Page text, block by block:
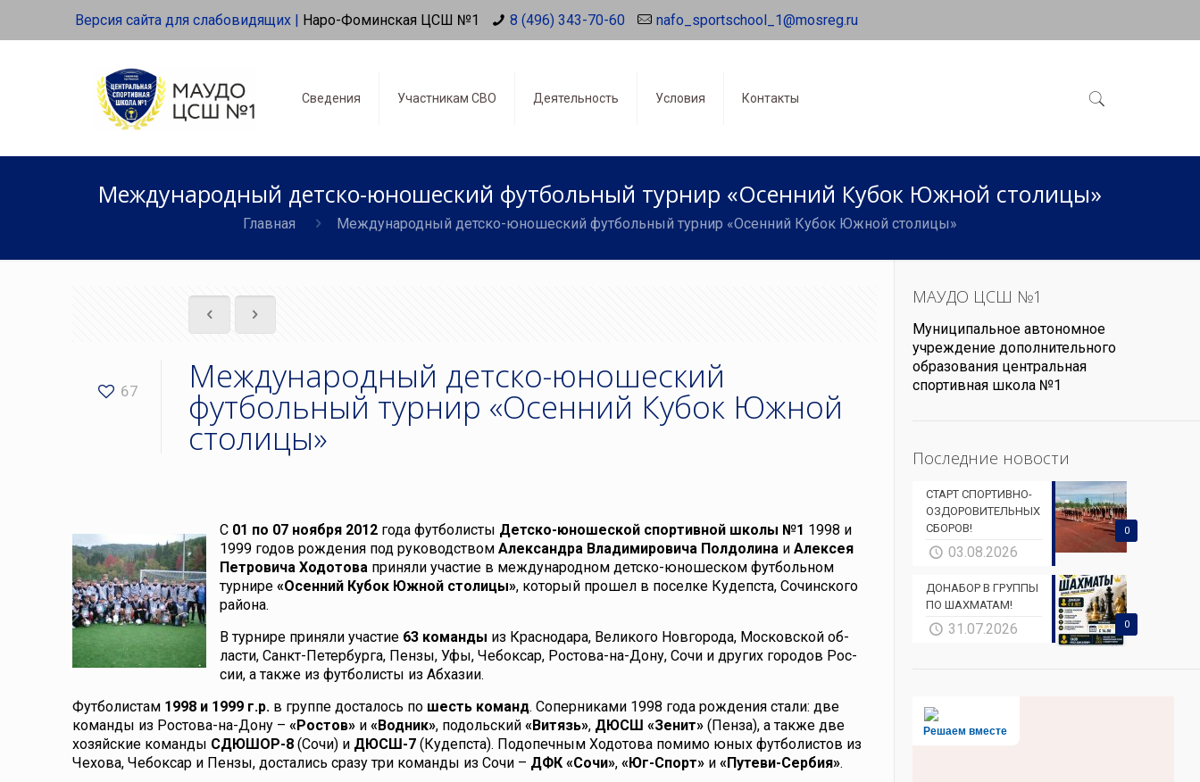
Версия сайта для слабовидящих | Наро-Фоминская ЦСШ №1 8 (496) 343-70-60 nafo_sportschool_1@mosreg.ru
Сведения Участникам СВО Деятельность Условия Контакты
Международный детско-юношеский футбольный турнир «Осенний Кубок Южной столицы»
Главная Международный детско-юношеский футбольный турнир «Осенний Кубок Южной столицы»
67 Международный детско-юношеский
футбольный турнир «Осенний Кубок Южной
столицы»
С 01 по 07 ноября 2012 года футболисты Детско-юношеской спортивной школы №1 1998 и
1999 годов рождения под руководствомАлександра Владимировича Полдолина иАлексея
Петровича Ходотова приняли участие в международном детско-юношеском футбольном
турнире«Осенний Кубок Южной столицы», который прошел в поселке Кудепста, Сочинского
района.
В турнире приняли учас­тие 63 ко­ман­ды из Краснодара, Великого Новгорода, Мос­ков­ской об­
ласти, Санкт-Пе­тер­бурга, Пензы, Уфы, Че­бок­сар, Ростова-на-Дону, Со­чи и дру­гих го­ро­дов Рос­
сии, а также из футболисты из Абхазии.
Футболистам 1998 и 1999 г.р. в группе досталось по шесть команд. Соперниками 1998 года рождения стали: две
команды из Ростова-на-Дону –«Ростов» и«Водник», подольский«Витязь», ДЮСШ «Зенит» (Пенза), а также две
хозяйские команды СДЮШОР-8 (Сочи) и ДЮСШ-7 (Кудепста). Подопечным Ходотова помимо юных футболистов из
Чехова, Чебоксар и Пензы, достались сразу три команды из Сочи – ДФК «Сочи»,«Юг-Спорт» и«Путеви-Сербия».
МАУДО ЦСШ №1
Муниципальное автономное
учреждение дополнительного
образования центральная
спортивная школа №1
Последние новости
0
СТАРТ СПОРТИВНО-
ОЗДОРОВИТЕЛЬНЫХ
СБОРОВ!
03.08.2026
0
ДОНАБОР В ГРУППЫ
ПО ШАХМАТАМ!
31.07.2026
Решаем вместе